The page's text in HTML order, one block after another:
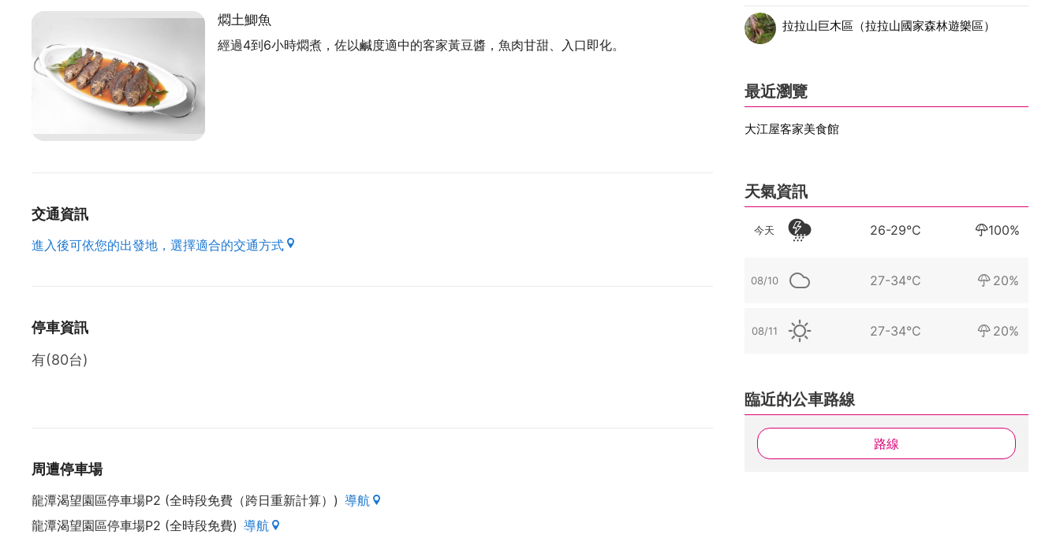
放山土雞是必點菜色，無論白斬或是煮湯，香氣與口感絕佳。喜歡吃魚的朋友，得嚐嚐燜土鯽魚，經過4到6
小時燜煮，輔以鹹度適中的客家黃豆醬，魚肉甘甜、入口即化，連刺都可以吃。若想吃些創意料理，以好幾種
酒、數十種中藥材，首推浸泡一天一夜的五香醉豬腳，豬腳Q彈有咬勁，酒香盈滿口中。若想品嚐養生料理，
川燙後冰鎮口味清爽
的涼拌蕨類，淋上花生粉、美乃滋，創造口感多層次。
江老闆說，製茶和作菜都一樣，品質優先，從自己養土雞，選用在地溫體豬肉，不因省成本而忽略食品安全，
燜土鯽魚
經過4到6小時燜煮，佐以鹹度適中的客家黃豆醬，魚肉甘甜、入口即化。
交通資訊
進入後可依您的出發地，選擇適合的交通方式
停車資訊
有(80台)
周遭停車場
龍潭渴望園區停車場P2 (全時段免費（跨日重新計算）) 導航
龍潭渴望園區停車場P2 (全時段免費) 導航
拉拉山巨木區（拉拉山國家森林遊樂區）
最近瀏覽
大江屋客家美食館
天氣資訊
今天 26-29°C 100%
08/10 27-34°C 20%
08/11 27-34°C 20%
臨近的公車路線
路線